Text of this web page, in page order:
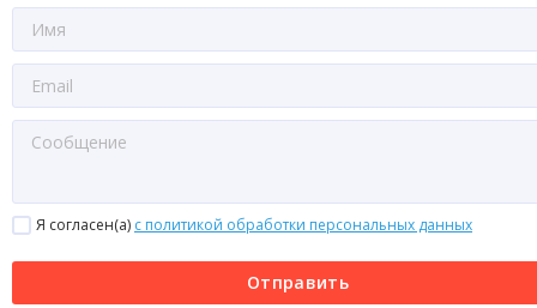
Я согласен(a) с политикой обработки персональных данных
Отправить